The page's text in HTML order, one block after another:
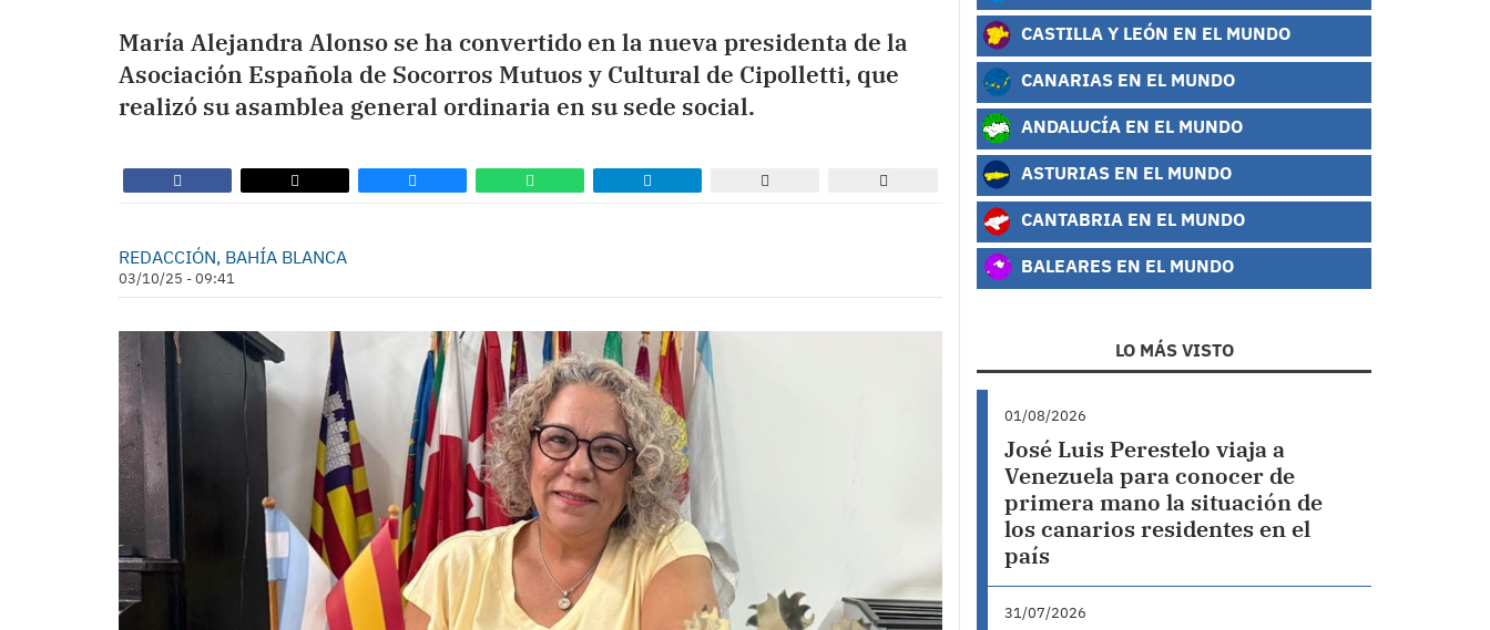
María Alejandra Alonso se ha convertido en la nueva presidenta de la
Asociación Española de Socorros Mutuos y Cultural de Cipolletti, que
realizó su asamblea general ordinaria en su sede social.
REDACCIÓN, BAHÍA BLANCA
03/10/25 - 09:41
CASTILLA Y LEÓN EN EL MUNDO
CANARIAS EN EL MUNDO
ANDALUCÍA EN EL MUNDO
ASTURIAS EN EL MUNDO
CANTABRIA EN EL MUNDO
BALEARES EN EL MUNDO
LO MÁS VISTO
01/08/2026
José Luis Perestelo viaja a
Venezuela para conocer de
primera mano la situación de
los canarios residentes en el
país
31/07/2026